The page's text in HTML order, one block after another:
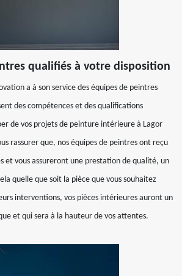
qualifiés à votre disposition
a à son service des équipes de peintres
des compétences et des qualifications
de vos projets de peinture intérieure à Lagor
rassurer que, nos équipes de peintres ont reçu
et vous assureront une prestation de qualité, un
quelle que soit la pièce que vous souhaitez
interventions, vos pièces intérieures auront un
et qui sera à la hauteur de vos attentes.